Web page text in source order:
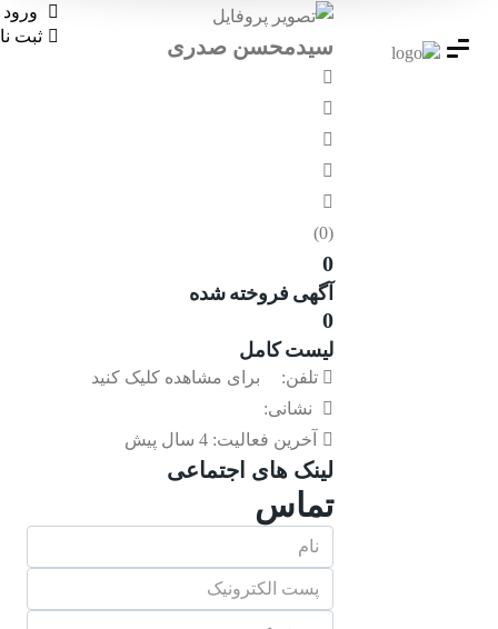
ورود
ثبت
سیدمحسن صدری
(0)
0
آگهی فروخته شده
0
لیست کامل
تلفن:
برای مشاهده کلیک کنید
نشانی:
آخرین فعالیت:
لینک های اجتماعی
تماس